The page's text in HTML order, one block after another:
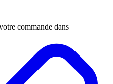
commande dans